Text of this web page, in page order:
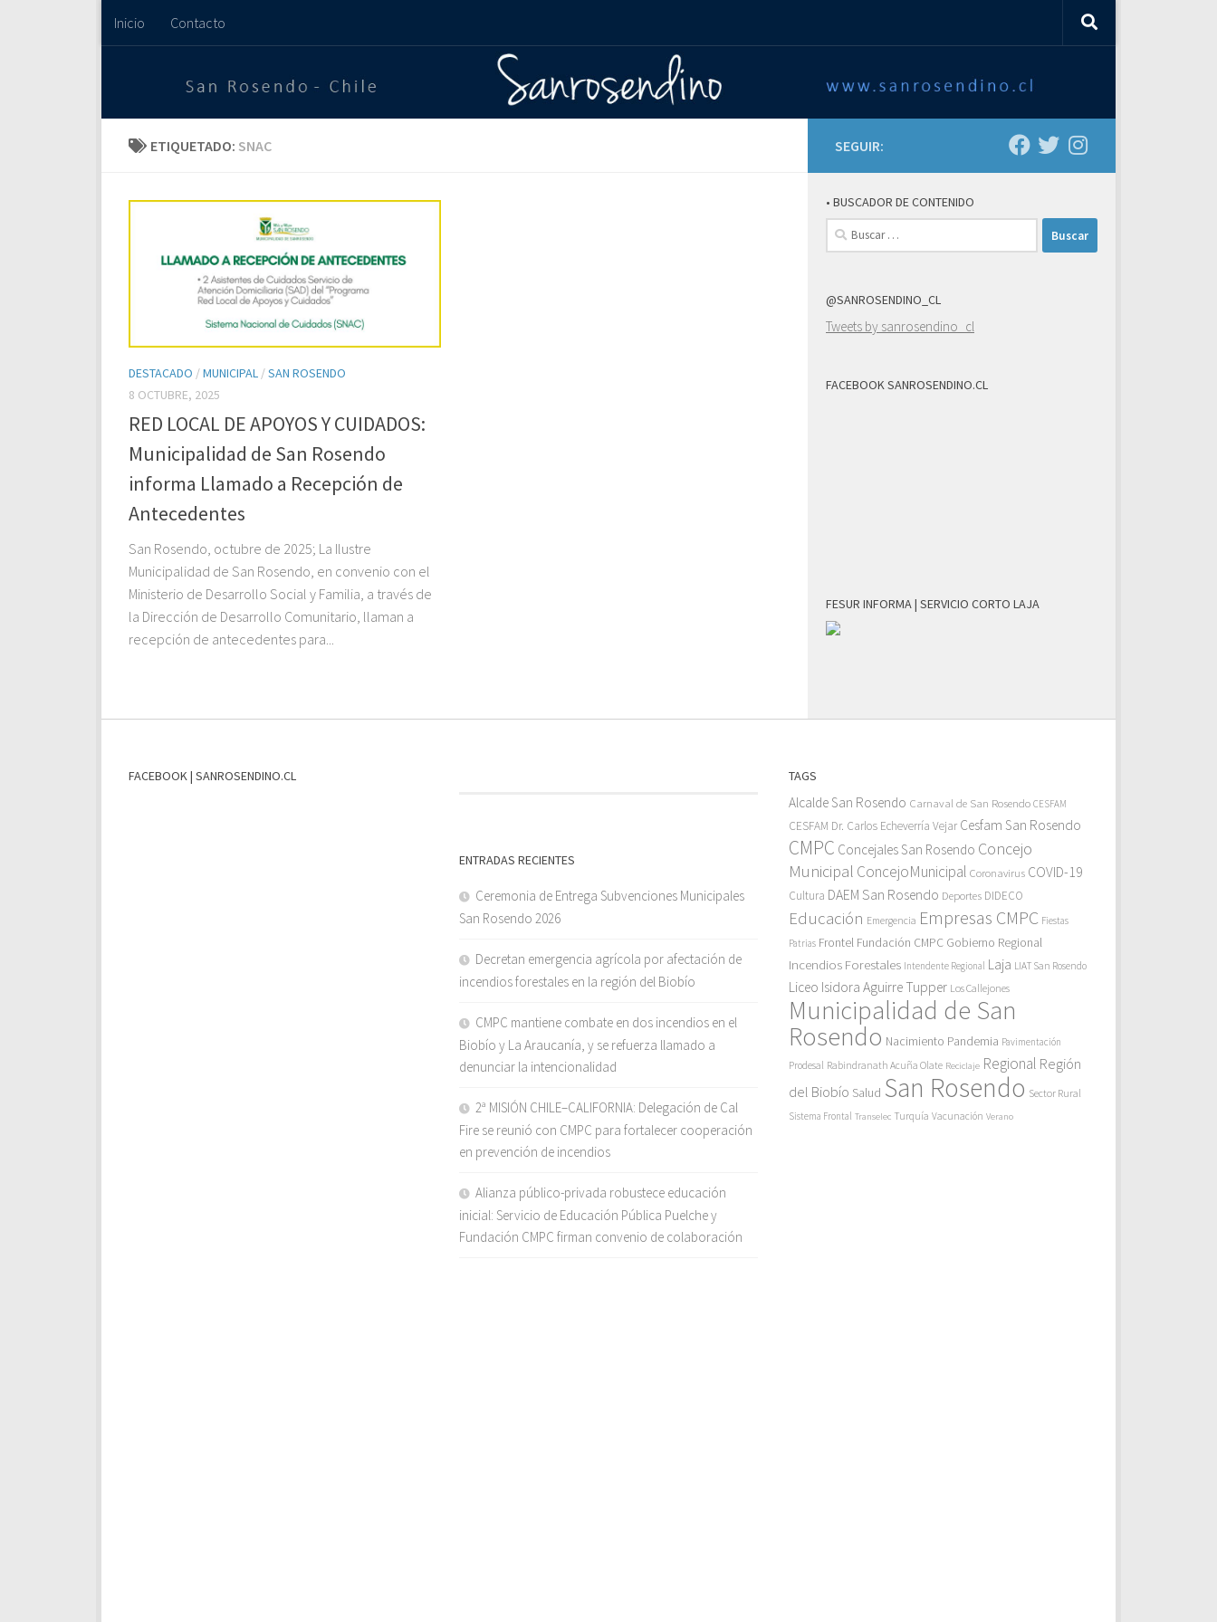
Saltar al contenido
Inicio Contacto
ETIQUETADO: SNAC
DESTACADO /MUNICIPAL /SAN ROSENDO
8 OCTUBRE, 2025
RED LOCAL DE APOYOS Y CUIDADOS:
Municipalidad de San Rosendo
informa Llamado a Recepción de
Antecedentes
San Rosendo, octubre de 2025; La Ilustre
Municipalidad de San Rosendo, en convenio con el
Ministerio de Desarrollo Social y Familia, a través de
la Dirección de Desarrollo Comunitario, llaman a
recepción de antecedentes para...
SEGUIR:
• BUSCADOR DE CONTENIDO
Buscar:
@SANROSENDINO_CL
Tweets by sanrosendino_cl
FACEBOOK SANROSENDINO.CL
FESUR INFORMA | SERVICIO CORTO LAJA
FACEBOOK | SANROSENDINO.CL
ENTRADAS RECIENTES
Ceremonia de Entrega Subvenciones Municipales
San Rosendo 2026
Decretan emergencia agrícola por afectación de
incendios forestales en la región del Biobío
CMPC mantiene combate en dos incendios en el
Biobío y La Araucanía, y se refuerza llamado a
denunciar la intencionalidad
2ª MISIÓN CHILE–CALIFORNIA: Delegación de Cal
Fire se reunió con CMPC para fortalecer cooperación
en prevención de incendios
Alianza público-privada robustece educación
inicial: Servicio de Educación Pública Puelche y
Fundación CMPC firman convenio de colaboración
TAGS
Alcalde San Rosendo Carnaval de San Rosendo CESFAM
CESFAM Dr. Carlos Echeverría Vejar Cesfam San Rosendo
CMPC Concejales San Rosendo Concejo
Municipal ConcejoMunicipal Coronavirus COVID-19
Cultura DAEM San Rosendo Deportes DIDECO
Educación Emergencia Empresas CMPC Fiestas
Patrias Frontel Fundación CMPC Gobierno Regional
Incendios Forestales Intendente Regional Laja LIAT San Rosendo
Liceo Isidora Aguirre Tupper Los Callejones
Municipalidad de San
Rosendo Nacimiento Pandemia Pavimentación
Prodesal Rabindranath Acuña Olate Reciclaje Regional Región
del Biobío Salud San Rosendo Sector Rural
Sistema Frontal Transelec Turquía Vacunación Verano